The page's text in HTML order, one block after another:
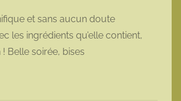
et sans aucun doute
les ingrédients qu’elle contient,
Belle soirée, bises